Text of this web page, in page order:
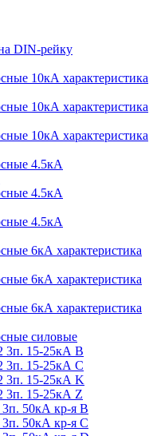
DIN-рейку
10кА характеристика
10кА характеристика
10кА характеристика
4.5кА
4.5кА
4.5кА
6кА характеристика
6кА характеристика
6кА характеристика
силовые
3п. 15-25кА B
3п. 15-25кА C
3п. 15-25кА K
3п. 15-25кА Z
50кА кр-я B
50кА кр-я C